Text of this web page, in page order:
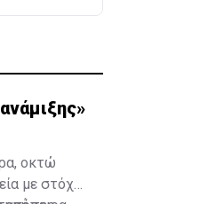
οκτώ
με στόχο